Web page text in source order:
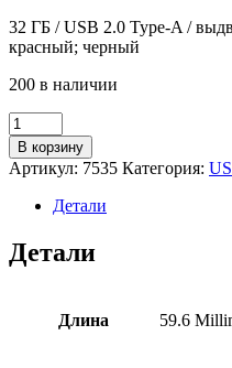
32 ГБ / USB 2.0 Type-A /
красный; черный
200 в наличии
Количество
товара
USB
Flash-
накопитель
Data
AC008-
В корзину
Артикул: 7535 Категория:
Детали
Детали
Длина 59.6